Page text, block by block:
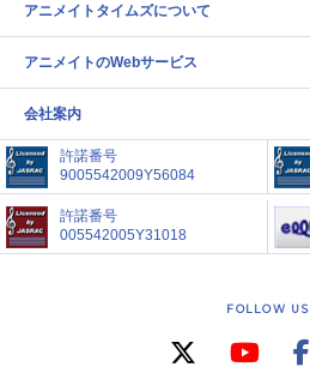
アニメイトタイムズについて
アニメイトのWebサービス
会社案内
許諾番号
9005542009Y56084
許諾番号
005542005Y31018
FOLLOW US